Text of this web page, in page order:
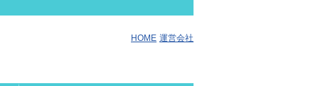
HOME 運営会社